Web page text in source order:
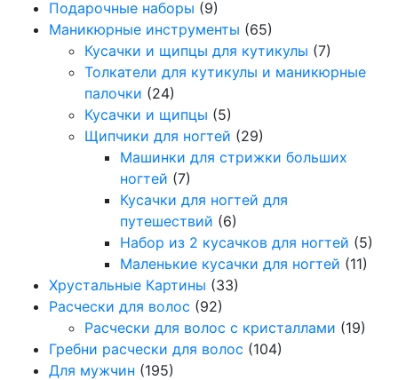
Подарочные наборы (9)
Маникюрные инструменты (65)
Кусачки и щипцы для кутикулы (7)
Толкатели для кутикулы и маникюрные
палочки (24)
Кусачки и щипцы (5)
Щипчики для ногтей (29)
Машинки для стрижки больших
ногтей (7)
Кусачки для ногтей для
путешествий (6)
Набор из 2 кусачков для ногтей (5)
Маленькие кусачки для ногтей (11)
Хрустальные Картины (33)
Расчески для волос (92)
Расчески для волос с кристаллами (19)
Гребни расчески для волос (104)
Для мужчин (195)